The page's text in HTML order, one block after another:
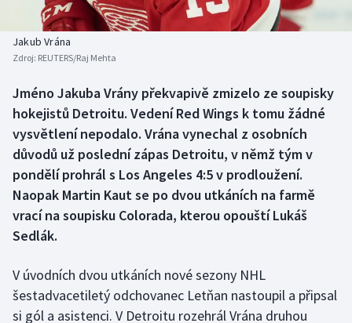
Biatlon
Boby a skeleton
Box
Curling
Dostihy
Florbal
Futsal
Golf
Gymnastika
Aplikace ČT sport
AZ kvíz
Jakub Vrána
Zdroj: REUTERS/Raj Mehta
Jméno Jakuba Vrány překvapivě zmizelo ze soupisky
hokejistů Detroitu. Vedení Red Wings k tomu žádné
vysvětlení nepodalo. Vrána vynechal z osobních
důvodů už poslední zápas Detroitu, v němž tým v
pondělí prohrál s Los Angeles 4:5 v prodloužení.
Naopak Martin Kaut se po dvou utkáních na farmě
vrací na soupisku Colorada, kterou opouští Lukáš
Sedlák.
V úvodních dvou utkáních nové sezony NHL
šestadvacetiletý odchovanec Letňan nastoupil a připsal
si gól a asistenci. V Detroitu rozehrál Vrána druhou